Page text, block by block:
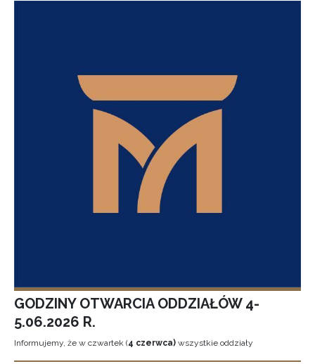
GODZINY OTWARCIA ODDZIAŁÓW 4-
5.06.2026 R.
Informujemy, że w czwartek (4 czerwca) wszystkie oddziały